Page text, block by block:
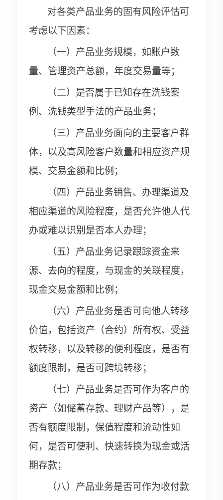
对各类产品业务的固有风险评估可
考虑以下因素：
（一）产品业务规模，如账户数
量、管理资产总额，年度交易量等；
（二）是否属于已知存在洗钱案
例、洗钱类型手法的产品业务；
（三）产品业务面向的主要客户群
体，以及高风险客户数量和相应资产规
模、交易金额和比例；
（四）产品业务销售、办理渠道及
相应渠道的风险程度，是否允许他人代
办或难以识别是否本人办理；
（五）产品业务记录跟踪资金来
源、去向的程度，与现金的关联程度，
现金交易金额和比例；
（六）产品业务是否可向他人转移
价值，包括资产（合约）所有权、受益
权转移，以及转移的便利程度，是否有
额度限制，是否可跨境转移；
（七）产品业务是否可作为客户的
资产（如储蓄存款、理财产品等），是
否有额度限制，保值程度和流动性如
何，是否可便利、快速转换为现金或活
期存款；
（八）产品业务是否可作为收付款